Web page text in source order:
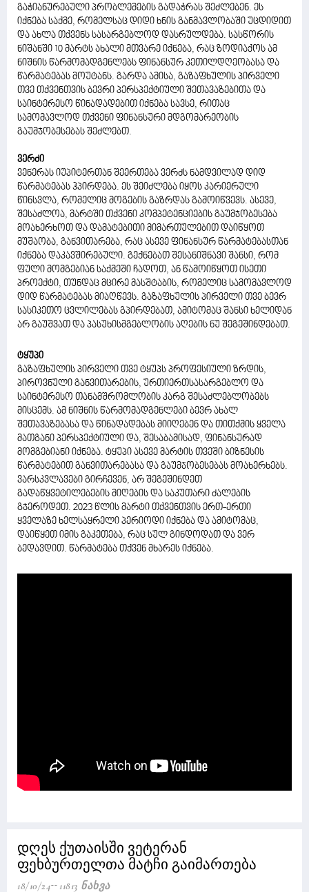
გაჭიანურებული პრობლემების გადაჭრას შეძლებენ. ეს
იქნება საქმე, რომელსაც დიდი ხნის განმავლობაში უცდიდით
და ახლა თქვენს სასარგებლოდ დასრულდება. სასწორის
ნიშანში 10 მარტს ახალი მთვარე იქნება, რაც ზოდიაქოს ამ
ნიშნის წარმომადგენლებს ფინანსურ კეთილდღეობასა და
წარმატებას მოუტანს. გარდა ამისა, გაზაფხულის პირველი
თვე თქვენთვის ბევრი პერსპექტიული შეთავაზებითა და
საინტერესო წინადადებით იქნება სავსე, რითაც
სამომავლოდ თქვენი ფინანსური მდგომარეობის
გაუმჯობესებას შეძლებთ.
ვერძი
ვენერას იუპიტერთან შეერთება ვერძს ნამდვილად დიდ
წარმატებას ჰპირდება. ეს შეიძლება იყოს კარიერული
წინსვლა, რომელიც მოგების გაზრდას გამოიწვევს. ასევე,
შესაძლოა, მარტში თქვენი კომპეტენციების გაუმჯობესება
მოახერხოთ და დამატებითი მიმართულებით დაიწყოთ
მუშაობა, განვითარება, რაც ასევე ფინანსურ წარმატებასთან
იქნება დაკავშირებული. გექნებათ შესანიშნავი შანსი, რომ
ფული მომგებიან საქმეში ჩადოთ, ან წამოიწყოთ ისეთი
პროექტი, თუნდაც მცირე მასშტაბის, რომელიც სამომავლოდ
დიდ წარმატებას მიაღწევს. გაზაფხულის პირველი თვე ბევრ
სასიკეთო ცვლილებას გპირდებათ, ამიტომაც შანსი ხელიდან
არ გაუშვათ და პასუხისმგებლობის აღების ნუ შეგეშინდებათ.
ტყუპი
გაზაფხულის პირველი თვე ტყუპს პროფესიული ზრდის,
პიროვნული განვითარების, ურთიერთსასარგებლო და
საინტერესო თანამშრომლობის კარგ შესაძლებლობებს
მისცემს. ამ ნიშნის წარმომადგენლები ბევრ ახალ
შეთავაზებასა და წინადადებას მიიღებენ და თითქმის ყველა
მათგანი პერსპექტიული და, შესაბამისად, ფინანსურად
მომგებიანი იქნება. ტყუპი ასევე მარტის თვეში ბიზნესის
წარმატებით განვითარებასა და გაუმჯობესებას მოახერხებს.
ვარსკვლავები გირჩევენ, არ შეგეშინდეთ
გადაწყვეტილებების მიღების და საკუთარი ძალების
გჯეროდეთ. 2023 წლის მარტი თქვენთვის ერთ-ერთი
ყველაზე ხელსაყრელი პერიოდი იქნება და ამიტომაც,
დაიწყეთ იმის გაკეთება, რაც სულ გინდოდათ და ვერ
ბედავდით. წარმატება თქვენ მხარეს იქნება.
დღეს ქუთაისში ვეტერან
ფეხბურთელთა მატჩი გაიმართება
18/10/24 11813 Ნახვა